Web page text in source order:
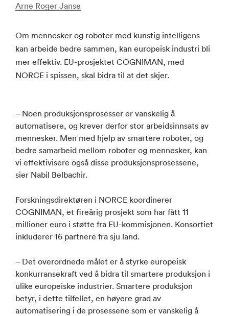
Arne Roger Janse
Om mennesker og roboter med kunstig intelligens
kan arbeide bedre sammen, kan europeisk industri bli
mer effektiv. EU-prosjektet COGNIMAN, med
NORCE i spissen, skal bidra til at det skjer.
– Noen produksjonsprosesser er vanskelig å
automatisere, og krever derfor stor arbeidsinnsats av
mennesker. Men med hjelp av smartere roboter, og
bedre samarbeid mellom roboter og mennesker, kan
vi effektivisere også disse produksjonsprosessene,
sier Nabil Belbachir.
Forskningsdirektøren i NORCE koordinerer
COGNIMAN, et fireårig prosjekt som har fått 11
millioner euro i støtte fra EU-kommisjonen. Konsortiet
inkluderer 16 partnere fra sju land.
– Det overordnede målet er å styrke europeisk
konkurransekraft ved å bidra til smartere produksjon i
ulike europeiske industrier. Smartere produksjon
betyr, i dette tilfellet, en høyere grad av
automatisering i de prosessene som er vanskelig å